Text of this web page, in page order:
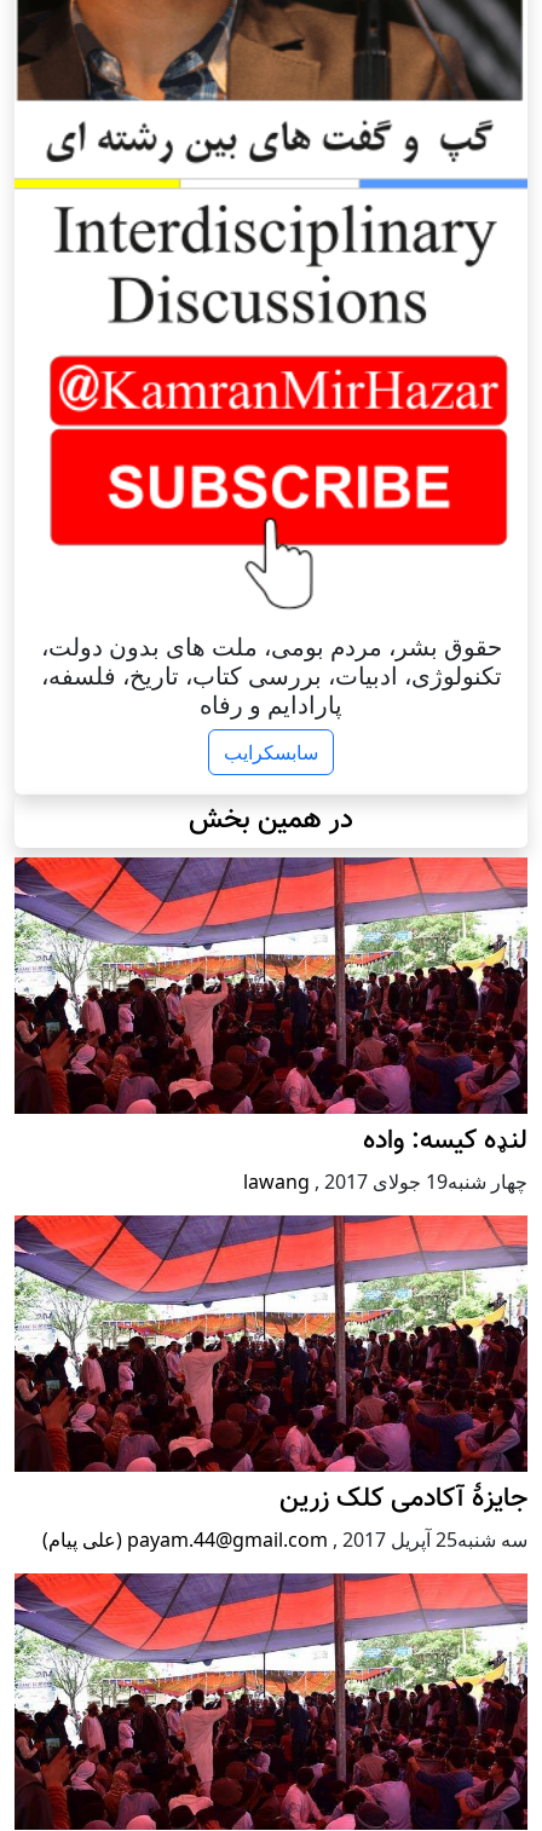
حقوق بشر، مردم بومی، ملت های بدون دولت،
تکنولوژی، ادبیات، بررسی کتاب، تاریخ، فلسفه،
پارادایم و رفاه
سابسکرایب
در همین بخش
لنډه کیسه: واده
چهار شنبه19 جولای 2017 ,
lawang
جایزۀ آکادمی کلک زرین
سه شنبه25 آپریل 2017 , payam.44@gmail.com (علی پیام)